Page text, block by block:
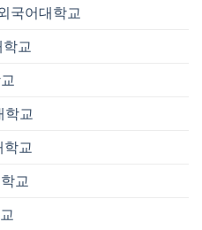
국어대학교
학교
학교
학교
교